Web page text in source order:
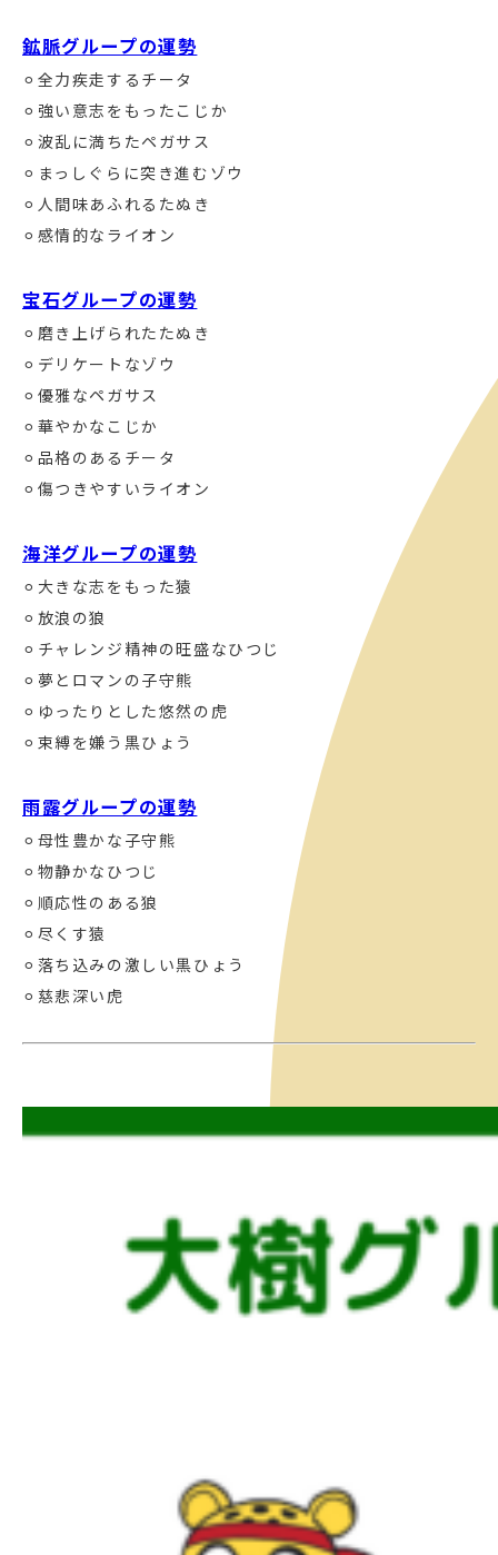
鉱脈グループの運勢
⚪︎全力疾走するチータ
⚪︎強い意志をもったこじか
⚪︎波乱に満ちたペガサス
⚪︎まっしぐらに突き進むゾウ
⚪︎人間味あふれるたぬき
⚪︎感情的なライオン
宝石グループの運勢
⚪︎磨き上げられたたぬき
⚪︎デリケートなゾウ
⚪︎優雅なペガサス
⚪︎華やかなこじか
⚪︎品格のあるチータ
⚪︎傷つきやすいライオン
海洋グループの運勢
⚪︎大きな志をもった猿
⚪︎放浪の狼
⚪︎チャレンジ精神の旺盛なひつじ
⚪︎夢とロマンの子守熊
⚪︎ゆったりとした悠然の虎
⚪︎束縛を嫌う黒ひょう
雨露グループの運勢
⚪︎母性豊かな子守熊
⚪︎物静かなひつじ
⚪︎順応性のある狼
⚪︎尽くす猿
⚪︎落ち込みの激しい黒ひょう
⚪︎慈悲深い虎